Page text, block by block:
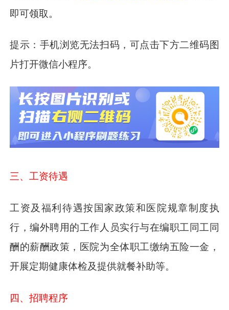
即可领取。
提示：手机浏览无法扫码，可点击下方二维码图
片打开微信小程序。
三、工资待遇
工资及福利待遇按国家政策和医院规章制度执
行，编外聘用的工作人员实行与在编职工同工同
酬的薪酬政策，医院为全体职工缴纳五险一金，
开展定期健康体检及提供就餐补助等。
四、招聘程序